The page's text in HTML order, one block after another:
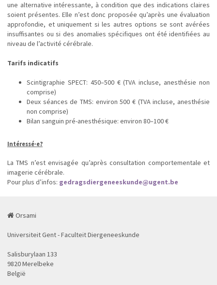
une alternative intéressante, à condition que des indications claires
soient présentes. Elle n’est donc proposée qu’après une évaluation
approfondie, et uniquement si les autres options se sont avérées
insuffisantes ou si des anomalies spécifiques ont été identifiées au
niveau de l’activité cérébrale.
Tarifs indicatifs
Scintigraphie SPECT: 450–500 € (TVA incluse, anesthésie non
comprise)
Deux séances de TMS: environ 500 € (TVA incluse, anesthésie
non comprise)
Bilan sanguin pré-anesthésique: environ 80–100 €
Intéressé·e?
La TMS n’est envisagée qu’après consultation comportementale et
imagerie cérébrale.
Pour plus d’infos: gedragsdiergeneeskunde@ugent.be
Orsami
Universiteit Gent - Faculteit Diergeneeskunde
Salisburylaan 133
9820 Merelbeke
België